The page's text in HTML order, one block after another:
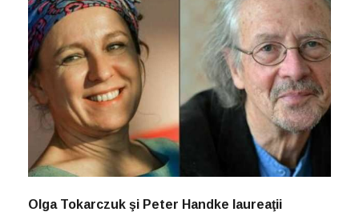
Olga Tokarczuk şi Peter Handke laureaţii